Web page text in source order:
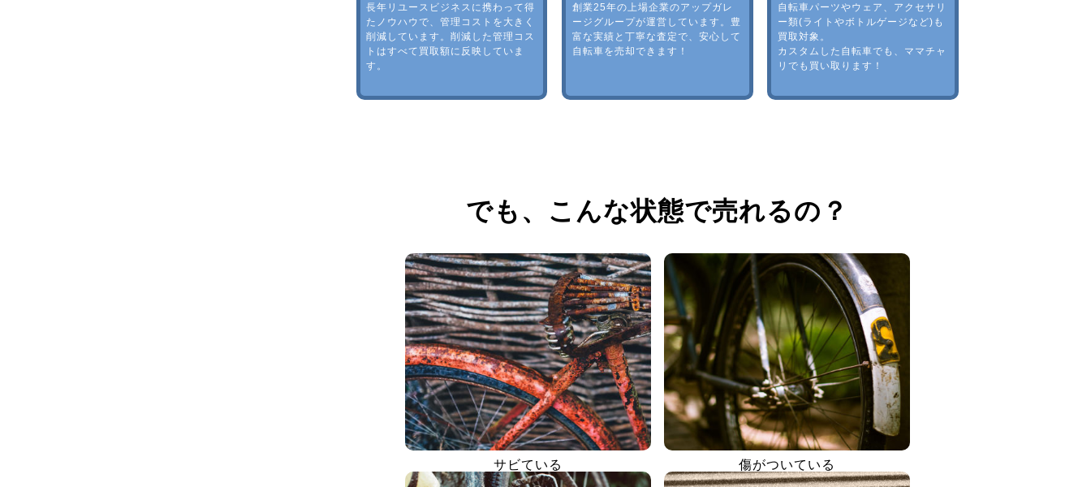
長年リユースビジネスに携わって得
たノウハウで、管理コストを大きく
削減しています。削減した管理コス
トはすべて買取額に反映していま
す。
創業25年の上場企業のアップガレ
ージグループが運営しています。豊
富な実績と丁寧な査定で、安心して
自転車を売却できます！
自転車パーツやウェア、アクセサリ
ー類(ライトやボトルゲージなど)も
買取対象。
カスタムした自転車でも、ママチャ
リでも買い取ります！
でも、 こんな状態で売れるの？
サビている 傷がついている